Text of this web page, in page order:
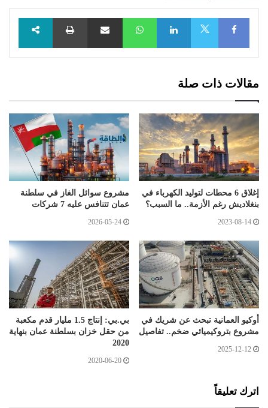
Facebook
LinkedIn
WhatsAppمشاركة عبر البريد طباعة
مقالات ذات صلة
إغلاق 6 محطات لتوليد الكهرباء في
بنغلاديش رغم الأزمة.. ما السبب؟
2023-08-14
مشروع سوائل الغاز في سلطنة
عمان تتنافس عليه 7 شركات
2026-05-24
أوكيو العمانية تبحث عن شريك في
مشروع بتروكيميائي ضخم.. تفاصيل
2025-12-12
بي.بي: إنتاج 1.5 مليار قدم مكعبة
من حقل خزان بسلطنة عمان بنهاية
2020
2020-06-20
اترك تعليقاً